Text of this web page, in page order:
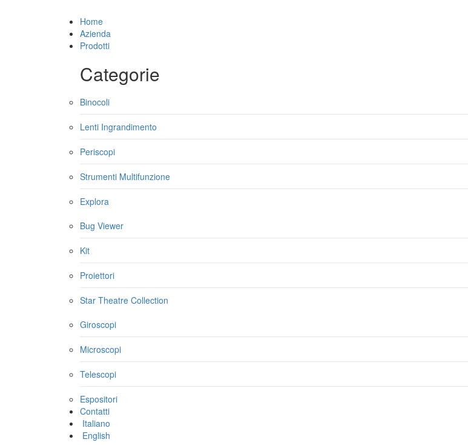
Home
Azienda
Prodotti
Categorie
Binocoli
Lenti Ingrandimento
Periscopi
Strumenti Multifunzione
Explora
Bug Viewer
Kit
Proiettori
Star Theatre Collection
Giroscopi
Microscopi
Telescopi
Espositori
Contatti
Italiano
English